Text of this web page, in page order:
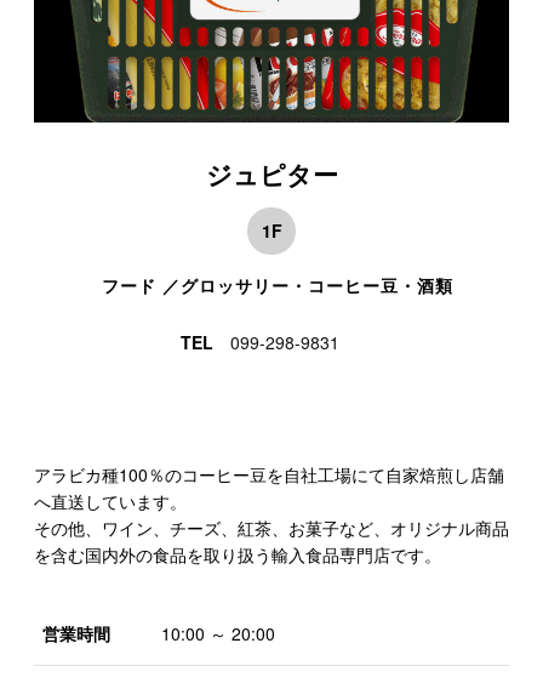
ジュピター
1F
フード ／グロッサリー・コーヒー豆・酒類
TEL 099-298-9831
アラビカ種100％のコーヒー豆を自社工場にて自家焙煎し店舗
へ直送しています。
その他、ワイン、チーズ、紅茶、お菓子など、オリジナル商品
を含む国内外の食品を取り扱う輸入食品専門店です。
営業時間 10:00 ～ 20:00